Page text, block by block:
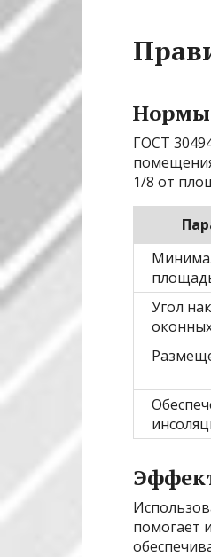
Нормы
ГОСТ
1/8 от
Угол
помогает